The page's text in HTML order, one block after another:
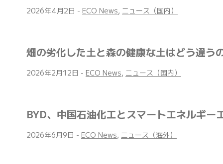
2026年4月2日 - ECO News, ニュース（国内）
畑の劣化した土と森の健康な土はどう違
2026年2月12日 - ECO News, ニュース（国内）
BYD、中国石油化工とスマートエネルギー
2026年6月9日 - ECO News, ニュース（海外）